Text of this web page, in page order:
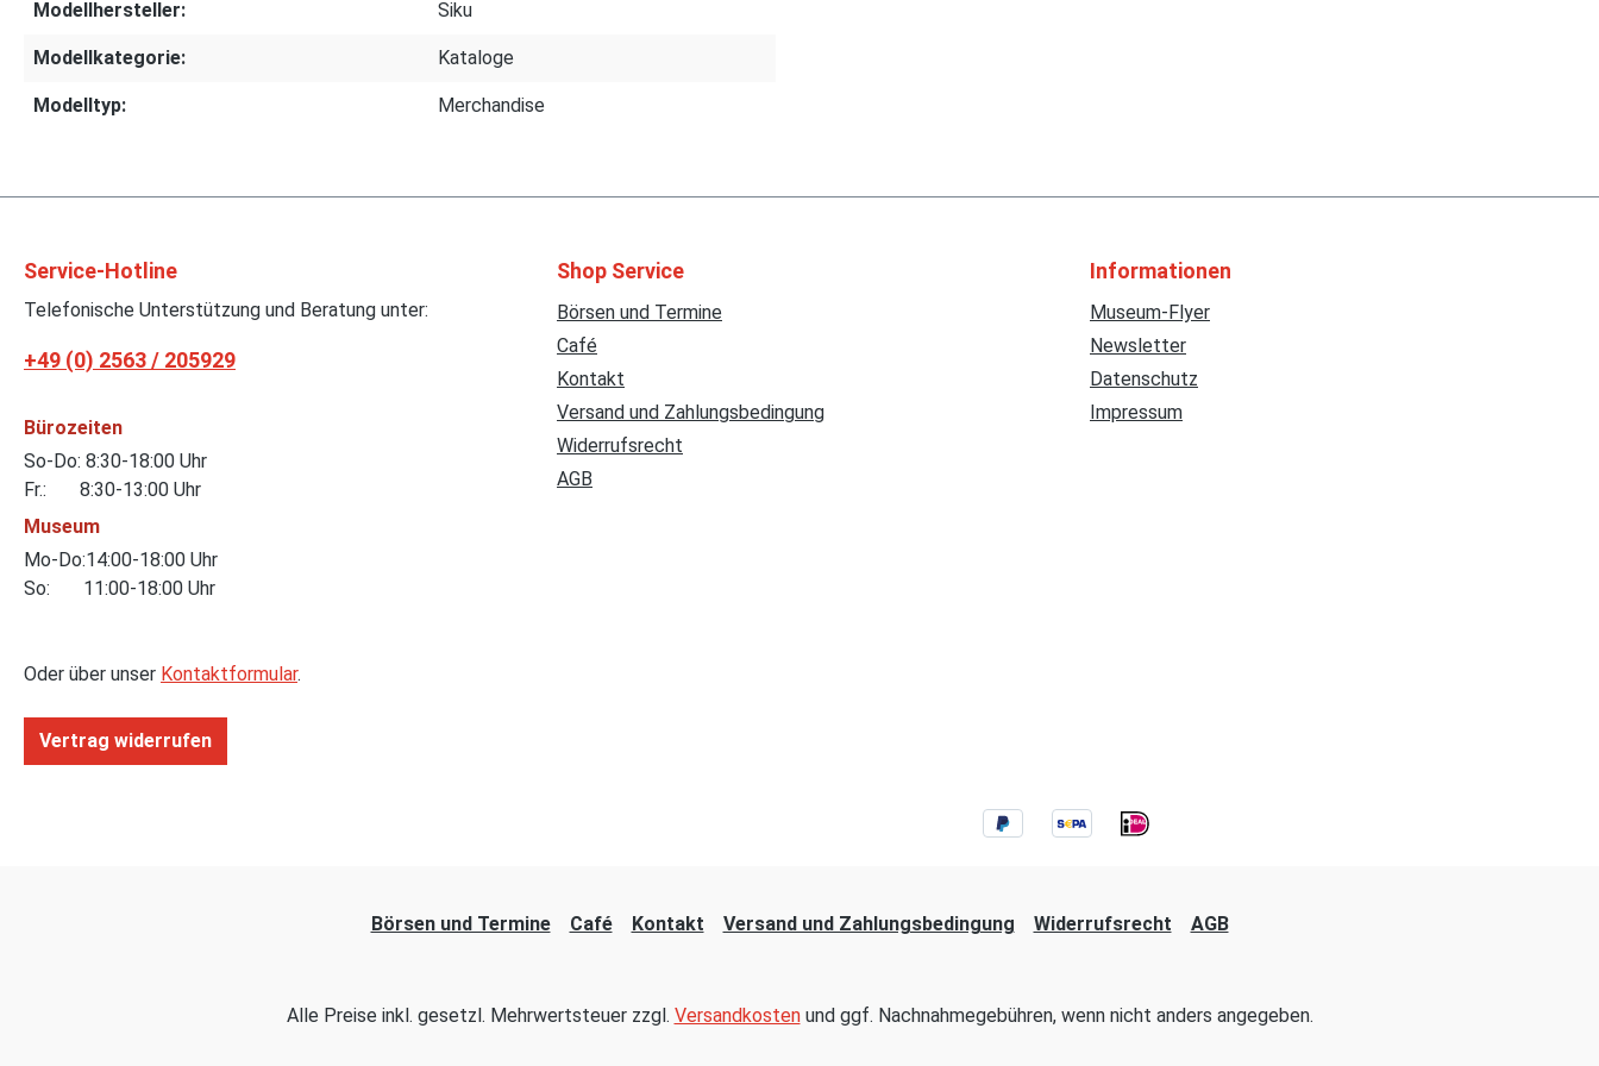
Modellhersteller: Siku
Modellkategorie: Kataloge
Modelltyp: Merchandise
Service-Hotline
Telefonische Unterstützung und Beratung unter:
+49 (0) 2563 / 205929
Bürozeiten
So-Do: 8:30-18:00 Uhr
Fr.: 8:30-13:00 Uhr
Museum
Mo-Do:14:00-18:00 Uhr
So: 11:00-18:00 Uhr
Oder über unser Kontaktformular.
Vertrag widerrufen
Shop Service
Börsen und Termine
Café
Kontakt
Versand und Zahlungsbedingung
Widerrufsrecht
AGB
Informationen
Museum-Flyer
Newsletter
Datenschutz
Impressum
Börsen und Termine Café Kontakt Versand und Zahlungsbedingung Widerrufsrecht AGB
Alle Preise inkl. gesetzl. Mehrwertsteuer zzgl. Versandkostenund ggf. Nachnahmegebühren, wenn nicht anders angegeben.